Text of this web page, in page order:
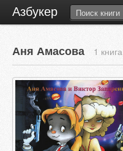
Азбукер
Аня Амасова 1 книга